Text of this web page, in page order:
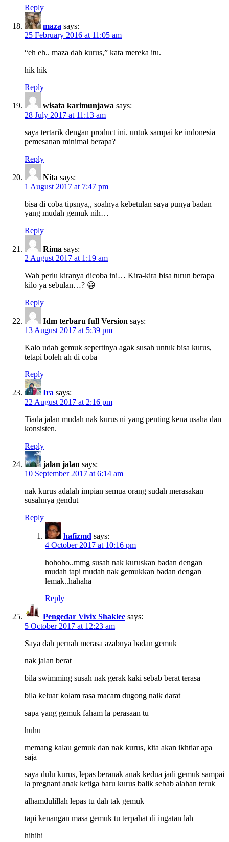
Reply
maza says:
25 February 2016 at 11:05 am
“eh eh.. maza dah kurus,” kata mereka itu.
hik hik
Reply
wisata karimunjawa says:
28 July 2017 at 11:13 am
saya tertarik dengan product ini. untuk sampai ke indonesia
pemesanan minimal berapa?
Reply
Nita says:
1 August 2017 at 7:47 pm
bisa di coba tipsnya,, soalnya kebetulan saya punya badan
yang mudah gemuk nih…
Reply
Rima says:
2 August 2017 at 1:19 am
Wah perlu kiranya dicoba ini… Kira-kira bisa turun berapa
kilo ya sebulan…? 😀
Reply
Idm terbaru full Version says:
13 August 2017 at 5:39 pm
Kalo udah gemuk sepertinya agak susah untuk bisa kurus,
tetapi boleh ah di coba
Reply
Ira says:
22 August 2017 at 2:16 pm
Tiada jalan mudah nak kurus ni yang penting kena usaha dan
konsisten.
Reply
jalan jalan says:
10 September 2017 at 6:14 am
nak kurus adalah impian semua orang sudah merasakan
susahnya gendut
Reply
hafizmd says:
4 October 2017 at 10:16 pm
hohoho..mmg susah nak kuruskan badan dengan
mudah tapi mudah nak gemukkan badan dengan
lemak..hahaha
Reply
Pengedar Vivix Shaklee says:
5 October 2017 at 12:23 am
Saya dah pernah merasa azabnya badan gemuk
nak jalan berat
bila swimming susah nak gerak kaki sebab berat terasa
bila keluar kolam rasa macam dugong naik darat
sapa yang gemuk faham la perasaan tu
huhu
memang kalau gemuk dan nak kurus, kita akan ikhtiar apa
saja
saya dulu kurus, lepas beranak anak kedua jadi gemuk sampai
la pregnant anak ketiga baru kurus balik sebab alahan teruk
alhamdulillah lepas tu dah tak gemuk
tapi kenangan masa gemuk tu terpahat di ingatan lah
hihihi